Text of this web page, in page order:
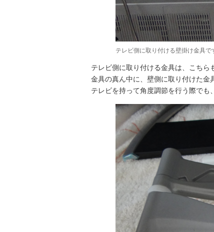
テレビ側に取り付ける壁掛け金具で
テレビ側に取り付ける金具は、こちら
金具の真ん中に、壁側に取り付けた金
テレビを持って角度調節を行う際でも